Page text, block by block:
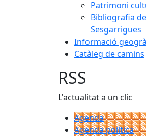
Patrimoni
Bibliografia
Sesgarrigues
Informació
Catàleg de camins
RSS
L'actualitat a un clic
Agenda
Agenda política